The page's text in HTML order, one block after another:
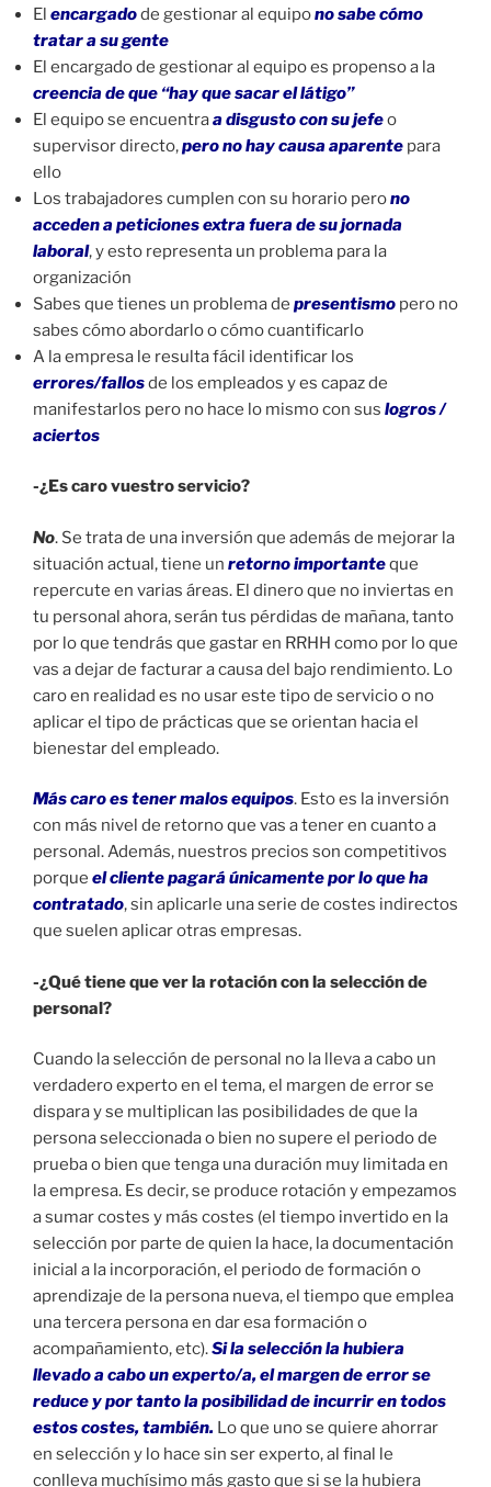
El encargadode gestionar al equipono sabe cómo
tratar a su gente
El encargado de gestionar al equipo es propenso a la
creencia de que “hay que sacar el látigo”
El equipo se encuentraa disgusto con su jefeo
supervisor directo,pero no hay causa aparente para
ello
Los trabajadores cumplen con su horario perono
acceden a peticiones extra fuera de su jornada
laboral, y esto representa un problema para la
organización
Sabes que tienes un problema de presentismo pero no
sabes cómo abordarlo o cómo cuantificarlo
A la empresa le resulta fácil identificar los
errores/fallosde los empleados y es capaz de
manifestarlos pero no hace lo mismo con sus logros /
aciertos
-¿Es caro vuestro servicio?
No. Se trata de una inversión que además de mejorar la
situación actual, tiene un retorno importanteque
repercute en varias áreas. El dinero que no inviertas en
tu personal ahora, serán tus pérdidas de mañana, tanto
por lo que tendrás que gastar en RRHH como por lo que
vas a dejar de facturar a causa del bajo rendimiento. Lo
caro en realidad es no usar este tipo de servicio o no
aplicar el tipo de prácticas que se orientan hacia el
bienestar del empleado.
Más caro es tener malos equipos. Esto es la inversión
con más nivel de retorno que vas a tener en cuanto a
personal. Además, nuestros precios son competitivos
porque el cliente pagará únicamente por lo que ha
contratado, sin aplicarle una serie de costes indirectos
que suelen aplicar otras empresas.
-¿Qué tiene que ver la rotación con la selección de
personal?
Cuando la selección de personal no la lleva a cabo un
verdadero experto en el tema, el margen de error se
dispara y se multiplican las posibilidades de que la
persona seleccionada o bien no supere el periodo de
prueba o bien que tenga una duración muy limitada en
la empresa. Es decir, se produce rotación y empezamos
a sumar costes y más costes (el tiempo invertido en la
selección por parte de quien la hace, la documentación
inicial a la incorporación, el periodo de formación o
aprendizaje de la persona nueva, el tiempo que emplea
una tercera persona en dar esa formación o
acompañamiento, etc).Si la selección la hubiera
llevado a cabo un experto/a, el margen de error se
reduce y por tanto la posibilidad de incurrir en todos
estos costes, también. Lo que uno se quiere ahorrar
en selección y lo hace sin ser experto, al final le
conlleva muchísimo más gasto que si se la hubiera